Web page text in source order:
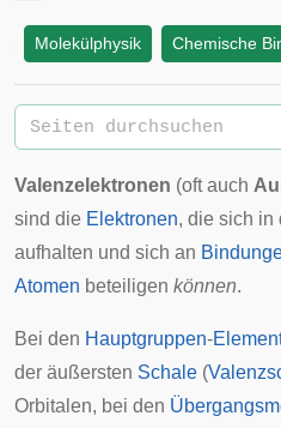
Molekülphysik Chemische
Valenzelektronen (oft auch
sind die Elektronen, die sich in
aufhalten und sich an
Atomen beteiligen können.
Bei den Hauptgruppen-
der äußersten Schale (
Orbitalen, bei den